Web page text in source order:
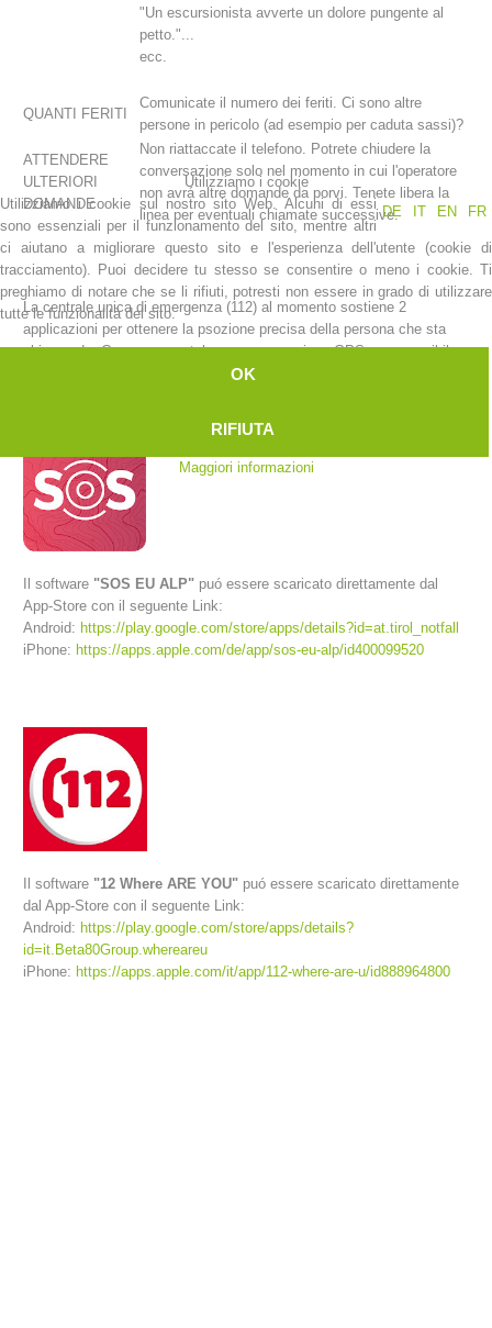
Stazioni del soccorso alpino
Comitato Direttivo
"Un escursionista avverte un dolore pungente al
petto."...
ecc.
QUANTI FERITI
Comunicate il numero dei feriti. Ci sono altre
persone in pericolo (ad esempio per caduta sassi)?
ATTENDERE
ULTERIORI
DOMANDE
Non riattaccate il telefono. Potrete chiudere la
conversazione solo nel momento in cui l'operatore
non avrá altre domande da porvi. Tenete libera la
linea per eventuali chiamate successive.
La centrale unica di emergenza (112) al momento sostiene 2
applicazioni per ottenere la psozione precisa della persona che sta
chiamando. Con uno smartphone a connessione GPS e se possibile
anche rete internet la centrale riceve la posizione esatta del
Il software "SOS EU ALP" puó essere scaricato direttamente dal
App-Store con il seguente Link:
Android: https://play.google.com/store/apps/details?id=at.tirol_notfall
iPhone: https://apps.apple.com/de/app/sos-eu-alp/id400099520
Il software "12 Where ARE YOU" puó essere scaricato direttamente
dal App-Store con il seguente Link:
Android: https://play.google.com/store/apps/details?
id=it.Beta80Group.whereareu
iPhone: https://apps.apple.com/it/app/112-where-are-u/id888964800
Utilizziamo i cookie
DE
IT EN FR
Utilizziamo i cookie sul nostro sito Web. Alcuni di essi
sono essenziali per il funzionamento del sito, mentre altri
ci aiutano a migliorare questo sito e l'esperienza dell'utente (cookie di
tracciamento). Puoi decidere tu stesso se consentire o meno i cookie. Ti
preghiamo di notare che se li rifiuti, potresti non essere in grado di utilizzare
tutte le funzionalità del sito.
OK
RIFIUTA
Maggiori informazioni